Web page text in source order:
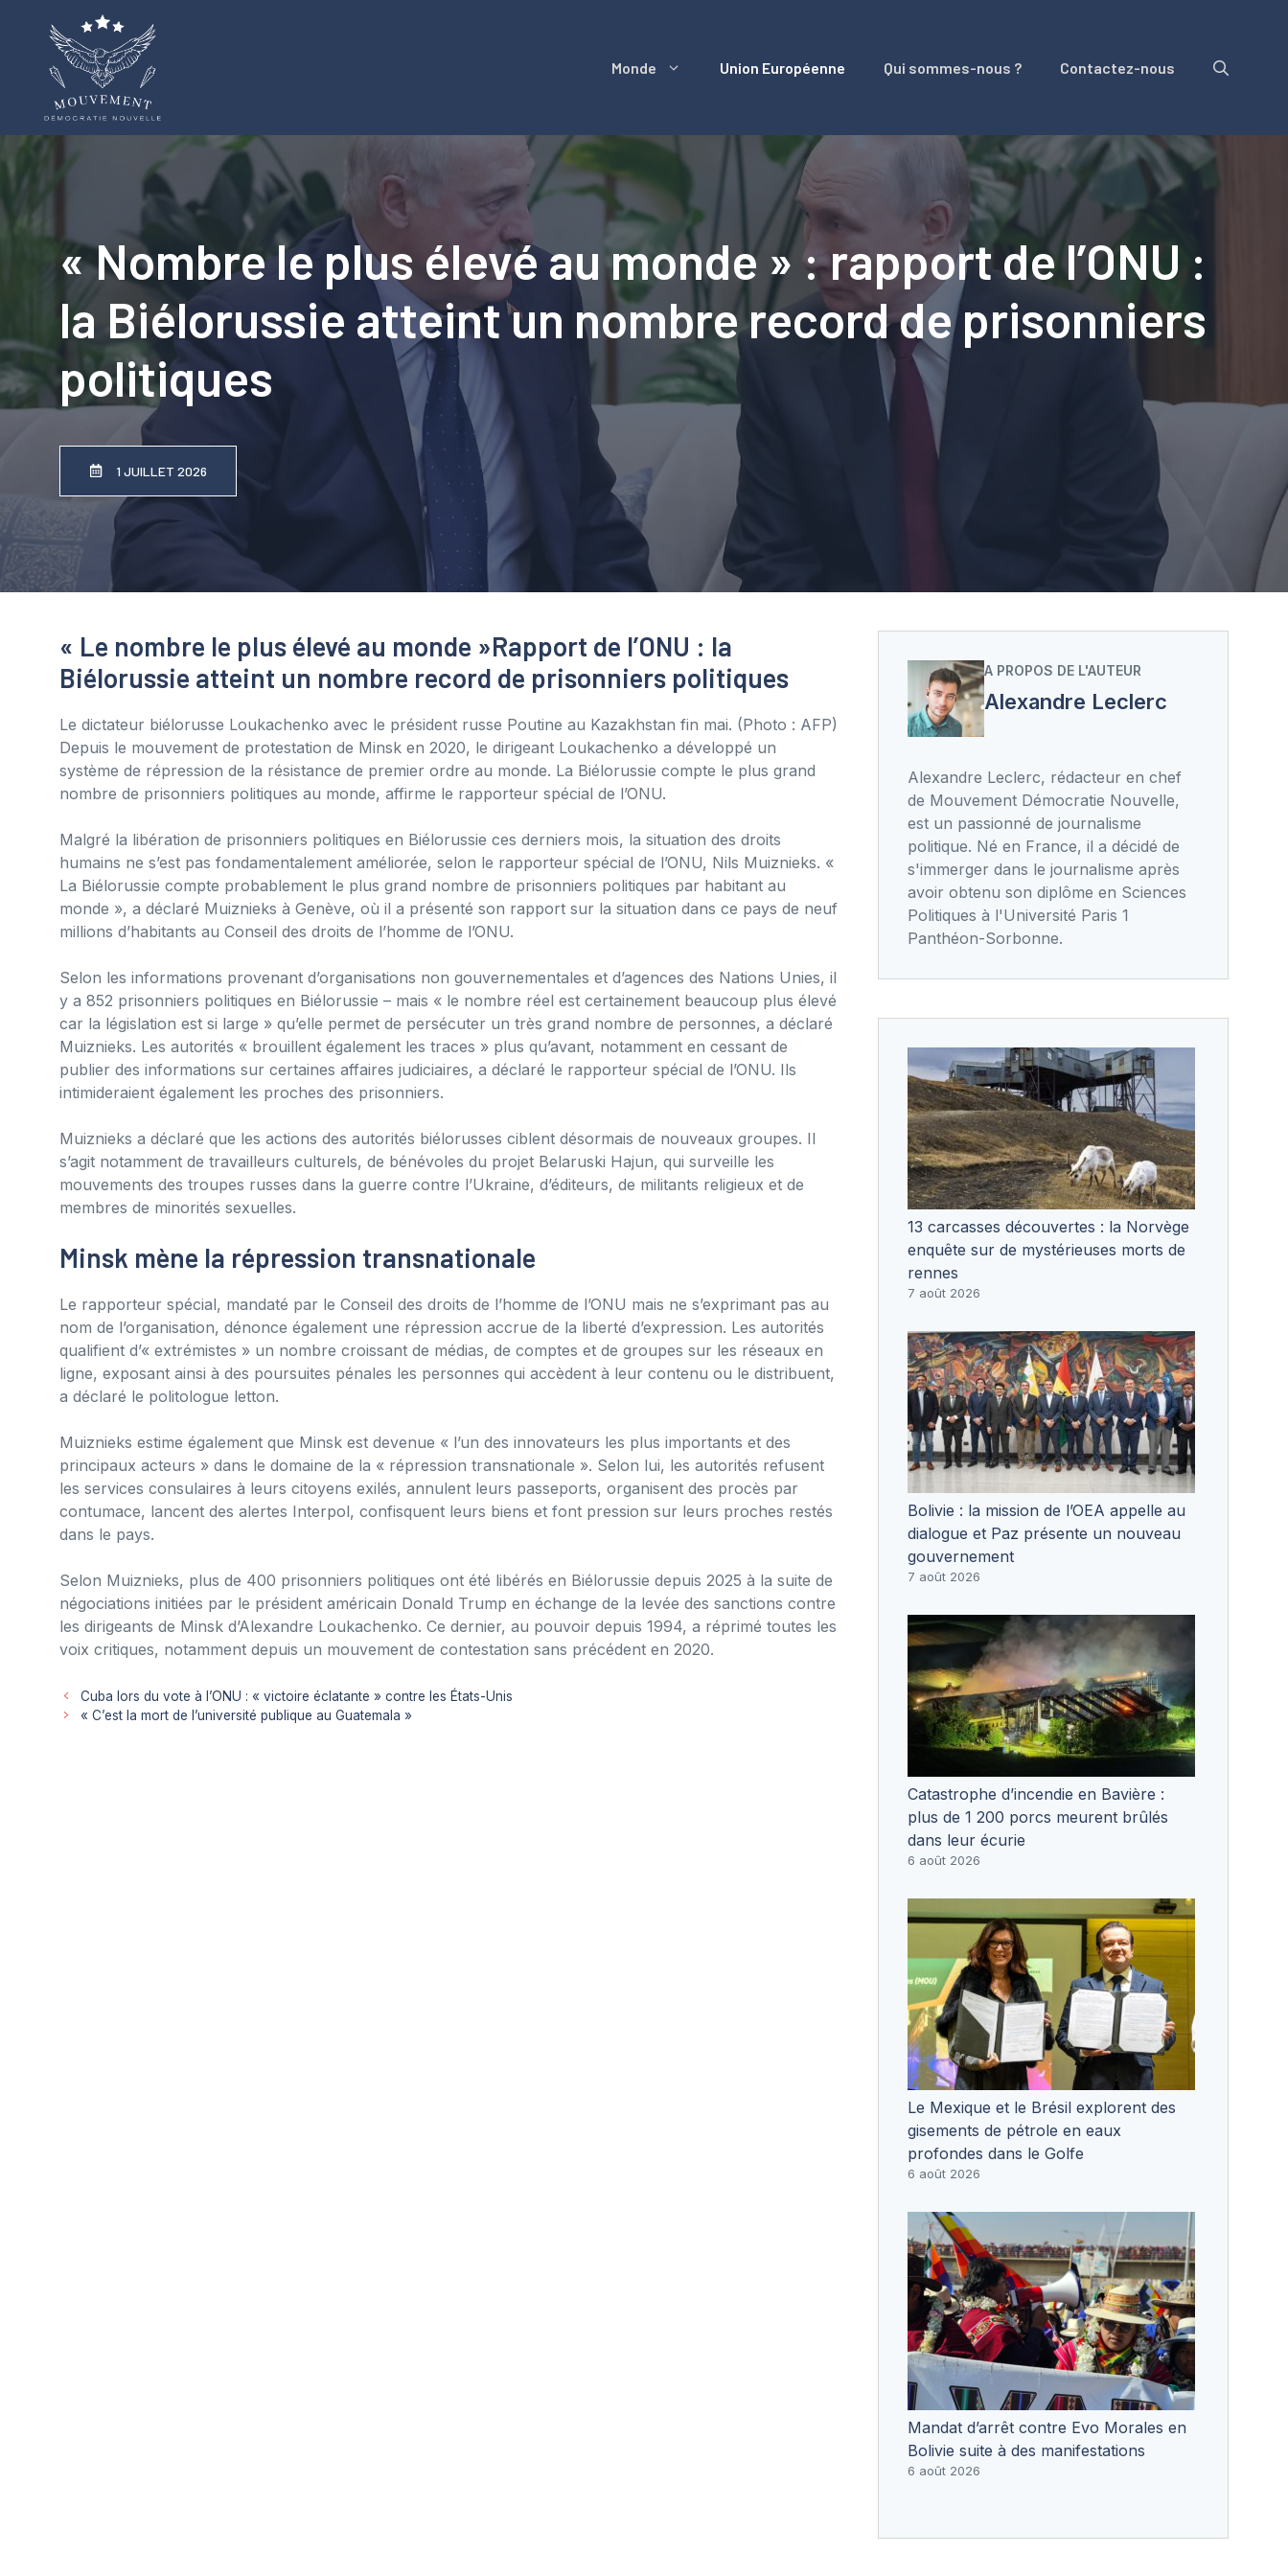
Monde Union Européenne Qui sommes-nous ? Contactez-nous
« Nombre le plus élevé au monde » : rapport de l’ONU :
la Biélorussie atteint un nombre record de prisonniers
politiques
1 JUILLET 2026
« Le nombre le plus élevé au monde »Rapport de l’ONU : la
Biélorussie atteint un nombre record de prisonniers politiques
Le dictateur biélorusse Loukachenko avec le président russe Poutine au Kazakhstan fin mai. (Photo : AFP)
Depuis le mouvement de protestation de Minsk en 2020, le dirigeant Loukachenko a développé un
système de répression de la résistance de premier ordre au monde. La Biélorussie compte le plus grand
nombre de prisonniers politiques au monde, affirme le rapporteur spécial de l’ONU.
Malgré la libération de prisonniers politiques en Biélorussie ces derniers mois, la situation des droits
humains ne s’est pas fondamentalement améliorée, selon le rapporteur spécial de l’ONU, Nils Muiznieks. «
La Biélorussie compte probablement le plus grand nombre de prisonniers politiques par habitant au
monde », a déclaré Muiznieks à Genève, où il a présenté son rapport sur la situation dans ce pays de neuf
millions d’habitants au Conseil des droits de l’homme de l’ONU.
Selon les informations provenant d’organisations non gouvernementales et d’agences des Nations Unies, il
y a 852 prisonniers politiques en Biélorussie – mais « le nombre réel est certainement beaucoup plus élevé
car la législation est si large » qu’elle permet de persécuter un très grand nombre de personnes, a déclaré
Muiznieks. Les autorités « brouillent également les traces » plus qu’avant, notamment en cessant de
publier des informations sur certaines affaires judiciaires, a déclaré le rapporteur spécial de l’ONU. Ils
intimideraient également les proches des prisonniers.
Muiznieks a déclaré que les actions des autorités biélorusses ciblent désormais de nouveaux groupes. Il
s’agit notamment de travailleurs culturels, de bénévoles du projet Belaruski Hajun, qui surveille les
mouvements des troupes russes dans la guerre contre l’Ukraine, d’éditeurs, de militants religieux et de
membres de minorités sexuelles.
Minsk mène la répression transnationale
Le rapporteur spécial, mandaté par le Conseil des droits de l’homme de l’ONU mais ne s’exprimant pas au
nom de l’organisation, dénonce également une répression accrue de la liberté d’expression. Les autorités
qualifient d’« extrémistes » un nombre croissant de médias, de comptes et de groupes sur les réseaux en
ligne, exposant ainsi à des poursuites pénales les personnes qui accèdent à leur contenu ou le distribuent,
a déclaré le politologue letton.
Muiznieks estime également que Minsk est devenue « l’un des innovateurs les plus importants et des
principaux acteurs » dans le domaine de la « répression transnationale ». Selon lui, les autorités refusent
les services consulaires à leurs citoyens exilés, annulent leurs passeports, organisent des procès par
contumace, lancent des alertes Interpol, confisquent leurs biens et font pression sur leurs proches restés
dans le pays.
Selon Muiznieks, plus de 400 prisonniers politiques ont été libérés en Biélorussie depuis 2025 à la suite de
négociations initiées par le président américain Donald Trump en échange de la levée des sanctions contre
les dirigeants de Minsk d’Alexandre Loukachenko. Ce dernier, au pouvoir depuis 1994, a réprimé toutes les
voix critiques, notamment depuis un mouvement de contestation sans précédent en 2020.
Cuba lors du vote à l’ONU : « victoire éclatante » contre les États-Unis
« C’est la mort de l’université publique au Guatemala »
A PROPOS DE L'AUTEUR
Alexandre Leclerc
Alexandre Leclerc, rédacteur en chef
de Mouvement Démocratie Nouvelle,
est un passionné de journalisme
politique. Né en France, il a décidé de
s'immerger dans le journalisme après
avoir obtenu son diplôme en Sciences
Politiques à l'Université Paris 1
Panthéon-Sorbonne.
13 carcasses découvertes : la Norvège
enquête sur de mystérieuses morts de
rennes
7 août 2026
Bolivie : la mission de l’OEA appelle au
dialogue et Paz présente un nouveau
gouvernement
7 août 2026
Catastrophe d’incendie en Bavière :
plus de 1 200 porcs meurent brûlés
dans leur écurie
6 août 2026
Le Mexique et le Brésil explorent des
gisements de pétrole en eaux
profondes dans le Golfe
6 août 2026
Mandat d’arrêt contre Evo Morales en
Bolivie suite à des manifestations
6 août 2026